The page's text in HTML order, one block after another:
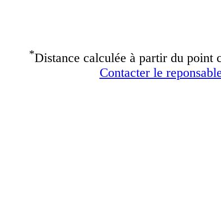
*Distance calculée à partir du point
Contacter le